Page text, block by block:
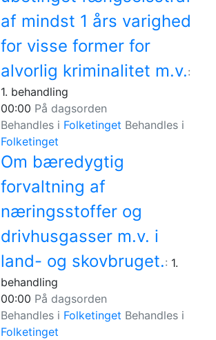
af mindst 1 års varighed
for visse former for
alvorlig kriminalitet m.v.:
1. behandling
00:00 På dagsorden
Behandles i Folketinget Behandles i
Folketinget
Om bæredygtig
forvaltning af
næringsstoffer og
drivhusgasser m.v. i
land- og skovbruget.: 1.
behandling
00:00 På dagsorden
Behandles i Folketinget Behandles i
Folketinget